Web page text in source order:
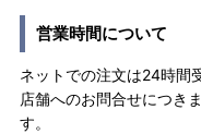
営業時間について
ネットでの注文は24時間
店舗へのお問合せにつき
す。